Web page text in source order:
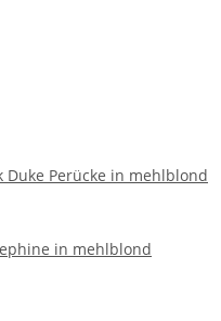
Duke Perücke in mehlblond